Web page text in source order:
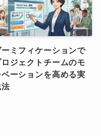
ミフィケーションで
ロジェクトチームのモ
ーションを高める実
法